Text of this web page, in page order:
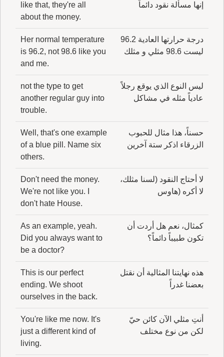
إنها مسألة نقود دائماً
like that, they're all
about the money.
درجة حرارتها العادية 96.2
ليست 98.6 مثلي و مثلك
Her normal temperature
is 96.2, not 98.6 like you
and me.
ليس النوع الذي يوقع رجلاً
عادياً مثله في مشاكل
not the type to get
another regular guy into
trouble.
حسناً، هذا مثال للحبوب
الزرقاء اذكر ستة آخرين
Well, that's one example
of a blue pill. Name six
others.
لا أحتاج النقود (لسنا مثلك،
لا أكره (هاوس
Don't need the money.
We're not like you. I
don't hate House.
كمثال، نعم هل أردت أن
تكون طبيباً دائماً؟
As an example, yeah.
Did you always want to
be a doctor?
هذه نهايتنا المثالية أن نقتل
بعضنا غدراً
This is our perfect
ending. We shoot
ourselves in the back.
أنتِ مثلي الآن كائن حيّ
لكن من نوع مختلف
You're like me now. It's
just a different kind of
living.